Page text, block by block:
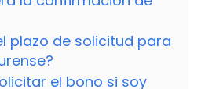
plazo de solicitud para
el bono si soy